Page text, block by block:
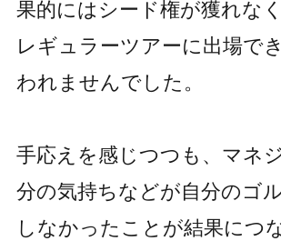
果的にはシード権が獲れな
レギュラーツアーに出場で
われませんでした。
手応えを感じつつも、マネ
分の気持ちなどが自分のゴ
しなかったことが結果につ